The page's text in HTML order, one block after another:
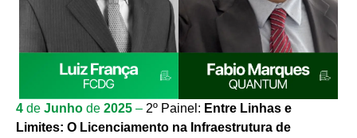
4 de Junho de 2025 – 2º Painel: Entre Linhas e
Limites: O Licenciamento na Infraestrutura de